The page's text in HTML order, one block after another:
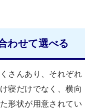
わせて選べる
さんあり、それぞれ
寝だけでなく、横向
形状が用意されてい